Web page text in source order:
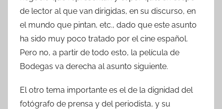
de lector al que van dirigidas, en su discurso, en
el mundo que pintan, etc., dado que este asunto
ha sido muy poco tratado por el cine español.
Pero no, a partir de todo esto, la película de
Bodegas va derecha al asunto siguiente.
El otro tema importante es el de la dignidad del
fotógrafo de prensa y del periodista, y su